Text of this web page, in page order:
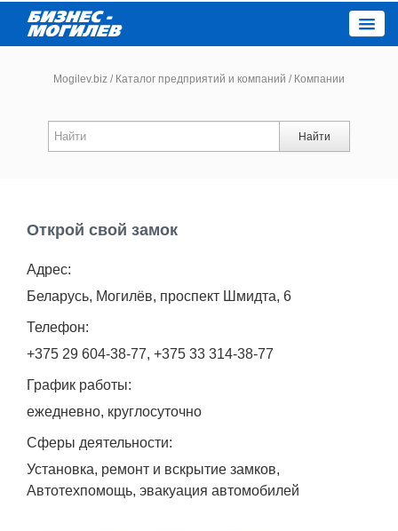
Новости компаний
Каталог
Работа
Объявления
Транспорт
Погода
Mogilev.biz / Каталог предприятий и компаний / Компании
Найти
Открой свой замок
Адрес:
Беларусь, Могилёв, проспект Шмидта, 6
Телефон:
+375 29 604-38-77, +375 33 314-38-77
График работы:
ежедневно, круглосуточно
Сферы деятельности:
Установка, ремонт и вскрытие замков,
Автотехпомощь, эвакуация автомобилей